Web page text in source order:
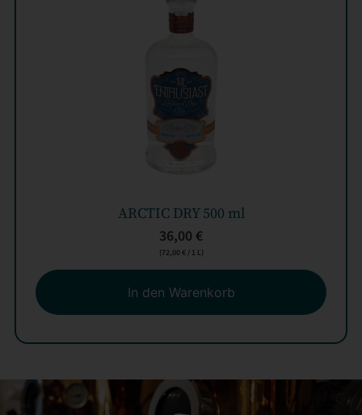
ARCTIC DRY 500 ml
36,00 €
(72,00€/ 1 L)
In den Warenkorb